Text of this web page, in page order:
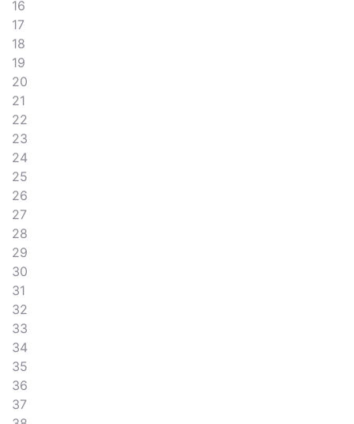
16
17
18
19
20
21
22
23
24
25
26
27
28
29
30
31
32
33
34
35
36
37